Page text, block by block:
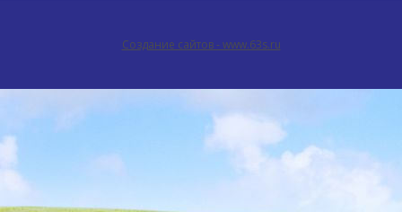
Создание сайтов - www.63s.ru